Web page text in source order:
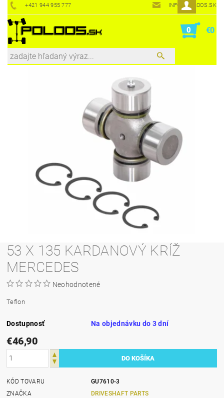
+421 944 955 777 INFO@POLOOS.SK
0 €0
53 X 135 KARDANOVÝ KRÍŽ
MERCEDES
Neohodnotené
Teflon
Dostupnosť Na objednávku do 3 dní
€46,90
KÓD TOVARU
GU7610-3
ZNAČKA
DRIVESHAFT PARTS